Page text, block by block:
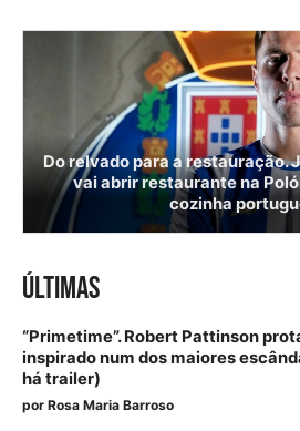
Do relvado para a restauração.
vai abrir restaurante na
cozinha
ÚLTIMAS
“Primetime”. Robert Pattinson
inspirado num dos maiores
há trailer)
por Rosa Maria Barroso